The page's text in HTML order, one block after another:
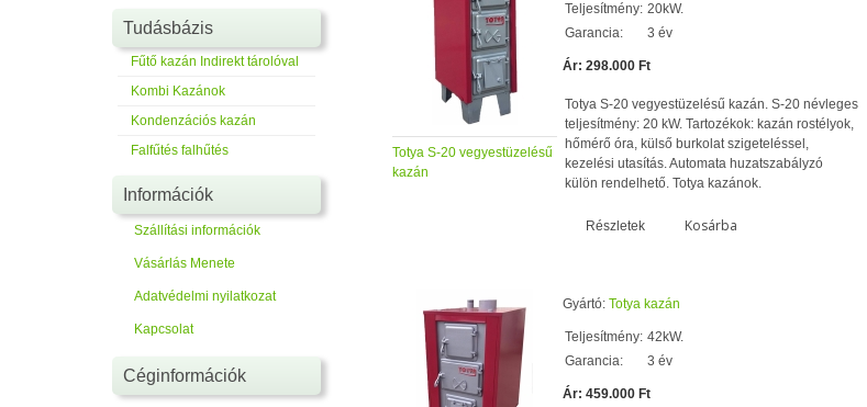
Totya S-20 vegyestüzelésű
kazán
Teljesítmény: 20kW.
Garancia:
3 év
Ár: 298.000 Ft
Totya S-20 vegyestüzelésű kazán. S-20 névleges
teljesítmény: 20 kW. Tartozékok: kazán rostélyok,
hőmérő óra, külső burkolat szigeteléssel,
kezelési utasítás. Automata huzatszabályzó
külön rendelhető. Totya kazánok.
Részletek Kosárba
Gyártó: Totya kazán
Teljesítmény: 42kW.
Garancia:
3 év
Ár: 459.000 Ft
Tudásbázis
Fűtő kazán Indirekt tárolóval
Kombi Kazánok
Kondenzációs kazán
Falfűtés falhűtés
Információk
Szállítási információk
Vásárlás Menete
Adatvédelmi nyilatkozat
Kapcsolat
Céginformációk